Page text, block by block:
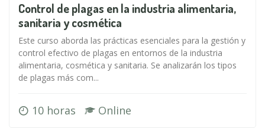
Control de plagas en la industria alimentaria,
sanitaria y cosmética
Este curso aborda las prácticas esenciales para la gestión y
control efectivo de plagas en entornos de la industria
alimentaria, cosmética y sanitaria. Se analizarán los tipos
de plagas más com...
10 horas Online